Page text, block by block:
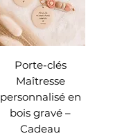
Porte-clés
Maîtresse
personnalisé en
bois gravé –
Cadeau